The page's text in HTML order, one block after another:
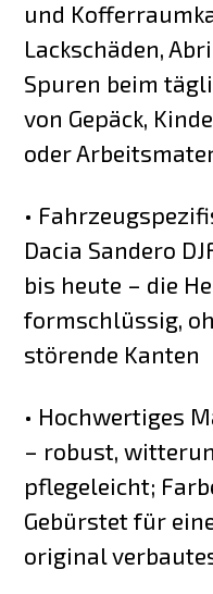
und
Lackschäden,
Spuren beim
von Gepäck,
oder
•
Dacia Sandero
bis heute – die
formschlüssig,
störende Kanten
• Hochwertiges
– robust,
pflegeleicht;
Gebürstet für
original